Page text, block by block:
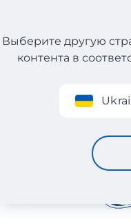
Регистрация
Выберите другую
контента в
Tackle Deals